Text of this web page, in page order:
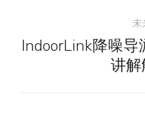
航 未
IndoorLink降噪
讲